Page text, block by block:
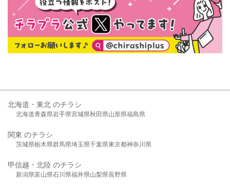
北海道・東北 のチラシ
北海道青森県岩手県宮城県秋田県山形県福島県
関東 のチラシ
茨城県栃木県群馬県埼玉県千葉県東京都神奈川県
甲信越・北陸 のチラシ
新潟県富山県石川県福井県山梨県長野県